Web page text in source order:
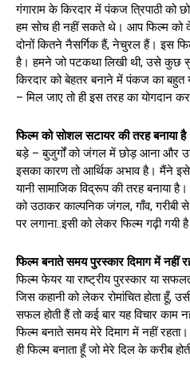
गंगाराम के किरदार में पंकज त्रिपाठी को
हम सोच ही नहीं सकते थे। आप फिल्म को
दोनों कितने नैसर्गिक हैं, नेचुरल हैं। इस
है। हमने जो पटकथा लिखी थी, उसे कुछ
किरदार को बेहतर बनाने में पंकज का
– मिल जाए तो ही इस तरह का योगदान
फिल्म को सोशल सटायर की तरह बनाया है
बड़े – बुजुर्गों को जंगल में छोड़ आना और
इसका कारण तो आर्थिक अभाव है। मैंने
यानी सामाजिक विद्रूप की तरह बनाया
को उठाकर काल्पनिक जंगल, गाँव,
पर लगाना..इसी को लेकर फिल्म गढ़ी गयी
फिल्म बनाते समय पुरस्कार दिमाग में नहीं
फिल्म फेयर या राष्ट्रीय पुरस्कार या
जिस कहानी को लेकर रोमांचित होता हूँ,
सफल होती हैं तो कई बार यह विचार काम
फिल्म बनाते समय मेरे दिमाग में नहीं
ही फिल्म बनाता हूँ जो मेरे दिल के करीब